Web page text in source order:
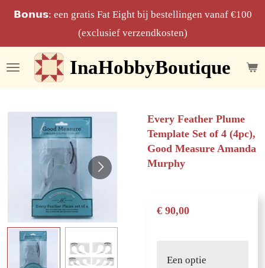
Ga
de
hoofdinhoud
InaHobbyBoutique
𝗕𝗼𝗻𝘂𝘀: een gratis Fat Eight bij bestellingen vanaf €100
(exclusief verzendkosten)
Every Feather Plume
Template Set of 4 (4pc),
Good Measure Amanda
Murphy
€ 90,00
Een optie